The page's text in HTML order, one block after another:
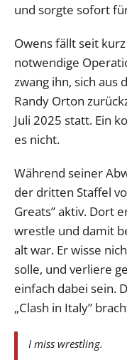
und sorgte sofort
Owens fällt seit
notwendige
zwang ihn, sich aus
Randy Orton
Juli 2025 statt. Ein
es nicht.
Während seiner
der dritten Staffel
Greats” aktiv. Dort
wrestle und damit
alt war. Er wisse
solle, und verliere
einfach dabei sein.
„Clash in Italy”
I miss wrestling.